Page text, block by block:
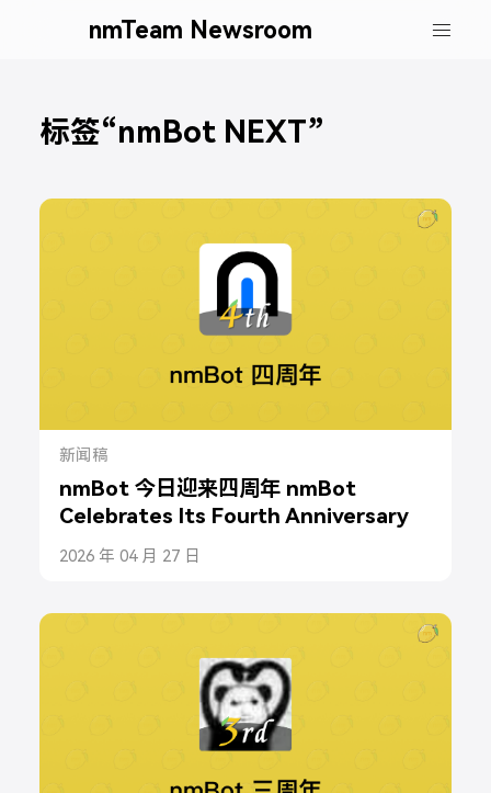
nmTeam Newsroom
标签“nmBot NEXT”
新闻稿
nmBot 今日迎来四周年 nmBot
Celebrates Its Fourth Anniversary
2026 年 04 月 27 日